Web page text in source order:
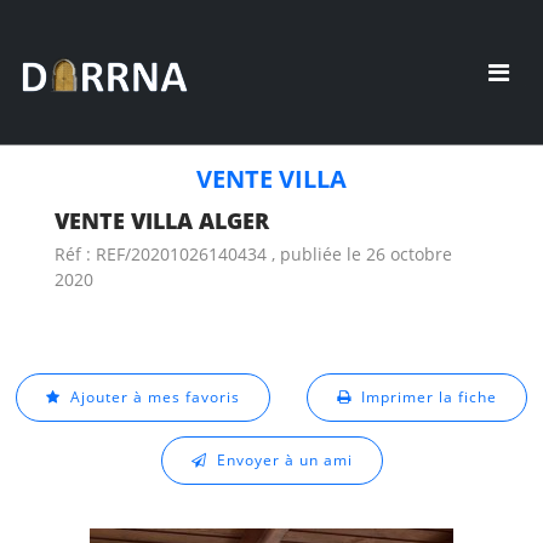
VENTE VILLA
VENTE VILLA ALGER
Réf : REF/20201026140434 , publiée le 26 octobre
2020
Ajouter à mes favoris Imprimer la fiche
Envoyer à un ami